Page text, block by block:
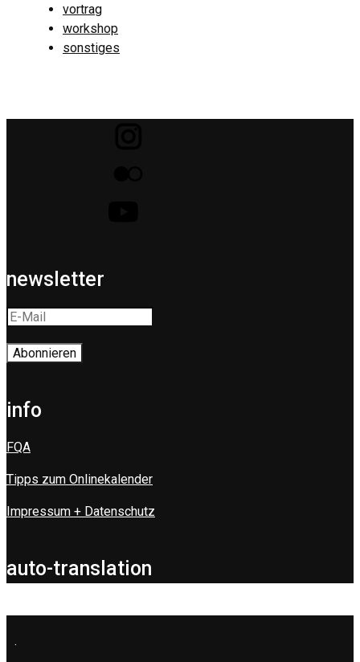
vortrag
workshop
sonstiges
newsletter
info
FQA
Tipps zum Onlinekalender
Impressum + Datenschutz
auto-translation
.